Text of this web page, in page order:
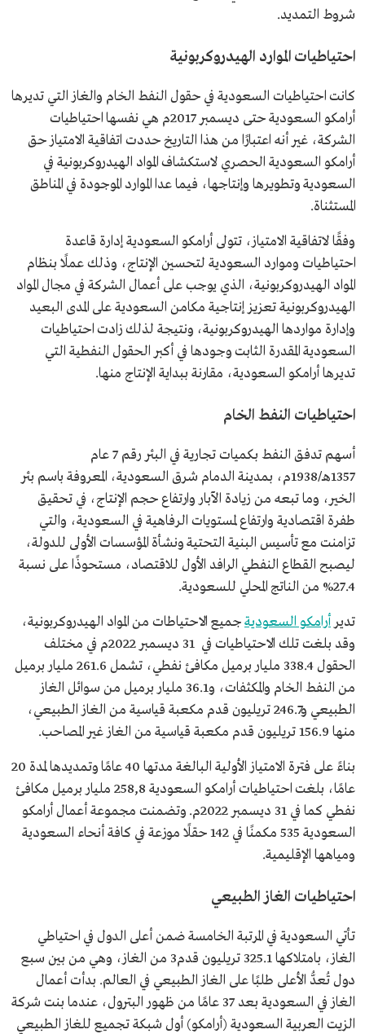
شروط التمديد.
احتياطيات الموارد الهيدروكربونية
كانت احتياطيات السعودية في حقول النفط الخام والغاز التي تديرها
أرامكو السعودية حتى ديسمبر 2017م هي نفسها احتياطيات
الشركة، غير أنه اعتبارًا من هذا التاريخ حددت اتفاقية الامتياز حق
أرامكو السعودية الحصري لاستكشاف المواد الهيدروكربونية في
السعودية وتطويرها وإنتاجها، فيما عدا الموارد الموجودة في المناطق
المستثناة.
وفقًا لاتفاقية الامتياز، تتولى أرامكو السعودية إدارة قاعدة
احتياطيات وموارد السعودية لتحسين الإنتاج، وذلك عملًا بنظام
المواد الهيدروكربونية، الذي يوجب على أعمال الشركة في مجال المواد
الهيدروكربونية تعزيز إنتاجية مكامن السعودية على المدى البعيد
وإدارة مواردها الهيدروكربونية، ونتيجة لذلك زادت احتياطيات
السعودية المقدرة الثابت وجودها في أكبر الحقول النفطية التي
تديرها أرامكو السعودية، مقارنة ببداية الإنتاج منها.
احتياطيات النفط الخام
أسهم تدفق النفط بكميات تجارية في البئر رقم 7 عام
1357هـ/1938م، بمدينة الدمام شرق السعودية، المعروفة باسم بئر
الخير، وما تبعه من زيادة الآبار وارتفاع حجم الإنتاج، في تحقيق
طفرة اقتصادية وارتفاع لمستويات الرفاهية في السعودية، والتي
تزامنت مع تأسيس البنية التحتية ونشأة المؤسسات الأولى للدولة،
ليصبح القطاع النفطي الرافد الأول للاقتصاد، مستحوذًا على نسبة
27.4% من الناتج المحلي للسعودية.
تدير أرامكو السعوديةجميع الاحتياطات من المواد الهيدروكربونية،
وقد بلغت تلك الاحتياطيات في 31 ديسمبر 2022م في مختلف
الحقول 338.4 مليار برميل مكافئ نفطي، تشمل 261.6 مليار برميل
من النفط الخام والمكثفات، و36.1 مليار برميل من سوائل الغاز
الطبيعي و246.7 تريليون قدم مكعبة قياسية من الغاز الطبيعي،
منها 156.9 تريليون قدم مكعبة قياسية من الغاز غير المصاحب.
بناءً على فترة الامتياز الأولية البالغة مدتها 40 عامًا وتمديدها لمدة 20
عامًا، بلغت احتياطيات أرامكو السعودية 258,8 مليار برميل مكافئ
نفطي كما في 31 ديسمبر 2022م. وتضمنت مجموعة أعمال أرامكو
السعودية 535 مكمنًا في 142 حقلًا موزعة في كافة أنحاء السعودية
ومياهها الإقليمية.
احتياطيات الغاز الطبيعي
تأتي السعودية في المرتبة الخامسة ضمن أعلى الدول في احتياطي
الغاز، بامتلاكها 325.1 تريليون قدم3 من الغاز، وهي من بين سبع
دول تُعدُّ الأعلى طلبًا على الغاز الطبيعي في العالم. بدأت أعمال
الغاز في السعودية بعد 37 عامًا من ظهور البترول، عندما بنت شركة
الزيت العربية السعودية (أرامكو) أول شبكة تجميع للغاز الطبيعي